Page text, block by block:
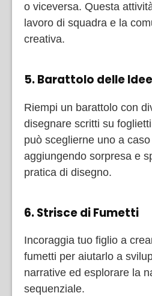
o viceversa. Questa
lavoro di squadra e la
creativa.
5. Barattolo delle
Riempi un barattolo con
disegnare scritti su
può sceglierne uno a
aggiungendo sorpresa e
pratica di disegno.
6. Strisce di Fumetti
Incoraggia tuo figlio a
fumetti per aiutarlo a
narrative ed esplorare la
sequenziale.